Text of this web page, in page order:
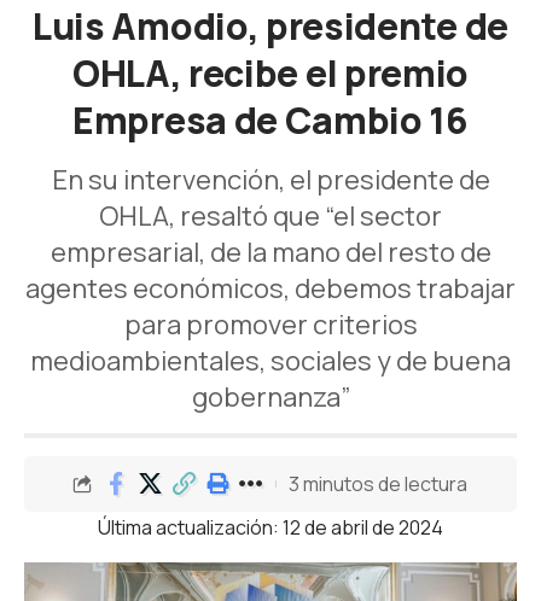
Luis Amodio, presidente de
OHLA, recibe el premio
Empresa de Cambio 16
En su intervención, el presidente de
OHLA, resaltó que “el sector
empresarial, de la mano del resto de
agentes económicos, debemos trabajar
para promover criterios
medioambientales, sociales y de buena
gobernanza”
Última actualización: 12 de abril de 2024
3 minutos de lectura